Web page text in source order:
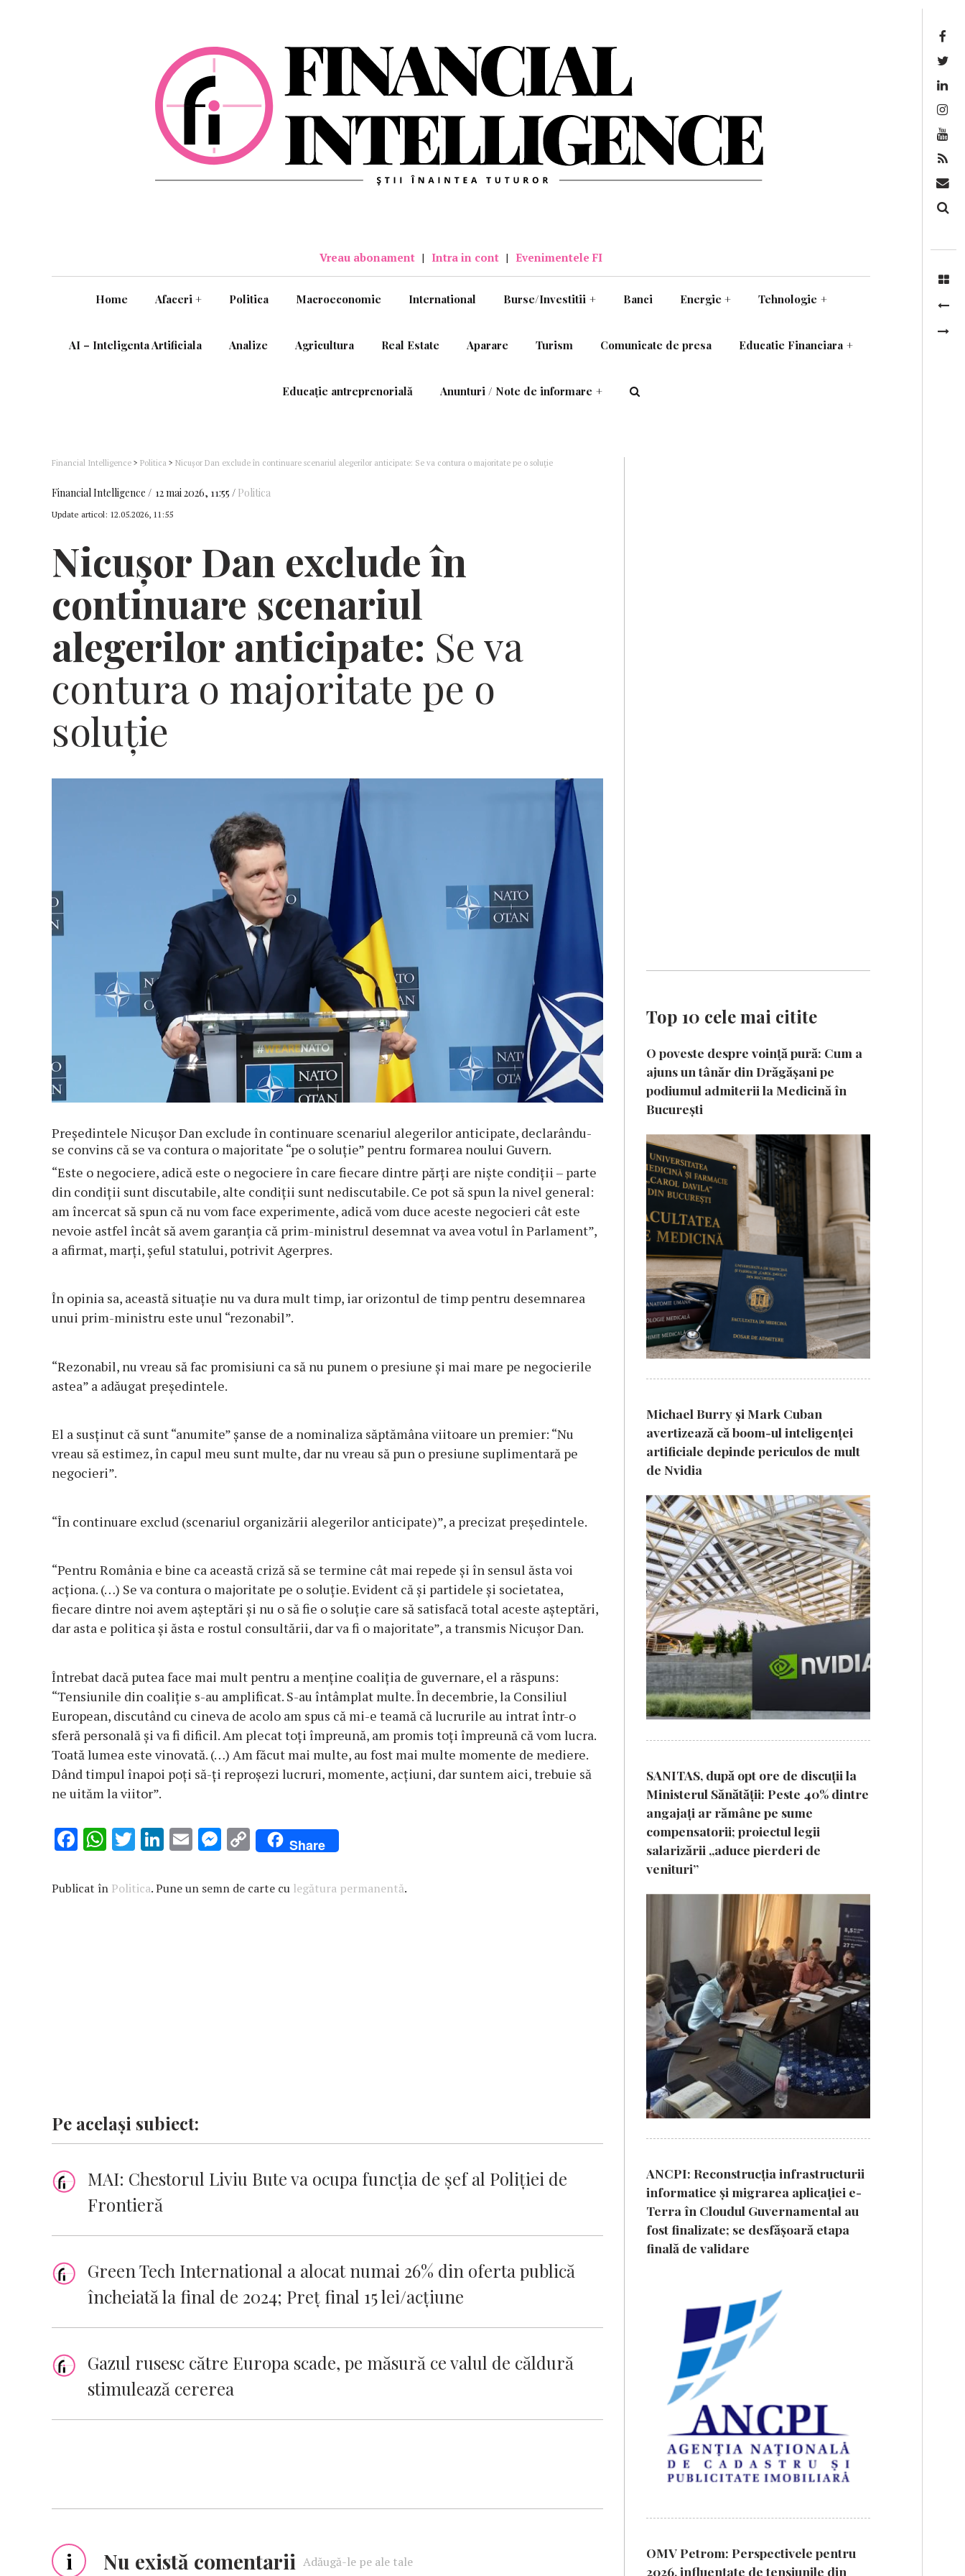
Vreau abonament | Intra in cont | Evenimentele FI
Home Afaceri + Politica Macroeconomie International Burse/Investitii + Banci Energie + Tehnologie +
AI – Inteligenta Artificiala Analize Agricultura Real Estate Aparare Turism Comunicate de presa Educatie Financiara +
Educație antreprenorială Anunturi / Note de informare +
Financial Intelligence > Politica > Nicuşor Dan exclude în continuare scenariul alegerilor anticipate: Se va contura o majoritate pe o soluţie
Financial Intelligence 12 mai 2026, 11:55 Politica
Update articol: 12.05.2026, 11:55
Nicuşor Dan exclude în
continuare scenariul
alegerilor anticipate: Se va
contura o majoritate pe o
soluţie
Preşedintele Nicuşor Dan exclude în continuare scenariul alegerilor anticipate, declarându-
se convins că se va contura o majoritate “pe o soluţie” pentru formarea noului Guvern.
“Este o negociere, adică este o negociere în care fiecare dintre părţi are nişte condiţii – parte
din condiţii sunt discutabile, alte condiţii sunt nediscutabile. Ce pot să spun la nivel general:
am încercat să spun că nu vom face experimente, adică vom duce aceste negocieri cât este
nevoie astfel încât să avem garanţia că prim-ministrul desemnat va avea votul în Parlament”,
a afirmat, marţi, şeful statului, potrivit Agerpres.
În opinia sa, această situaţie nu va dura mult timp, iar orizontul de timp pentru desemnarea
unui prim-ministru este unul “rezonabil”.
“Rezonabil, nu vreau să fac promisiuni ca să nu punem o presiune şi mai mare pe negocierile
astea” a adăugat preşedintele.
El a susţinut că sunt “anumite” şanse de a nominaliza săptămâna viitoare un premier: “Nu
vreau să estimez, în capul meu sunt multe, dar nu vreau să pun o presiune suplimentară pe
negocieri”.
“În continuare exclud (scenariul organizării alegerilor anticipate)”, a precizat preşedintele.
“Pentru România e bine ca această criză să se termine cât mai repede şi în sensul ăsta voi
acţiona. (…) Se va contura o majoritate pe o soluţie. Evident că şi partidele şi societatea,
fiecare dintre noi avem aşteptări şi nu o să fie o soluţie care să satisfacă total aceste aşteptări,
dar asta e politica şi ăsta e rostul consultării, dar va fi o majoritate”, a transmis Nicuşor Dan.
Întrebat dacă putea face mai mult pentru a menţine coaliţia de guvernare, el a răspuns:
“Tensiunile din coaliţie s-au amplificat. S-au întâmplat multe. În decembrie, la Consiliul
European, discutând cu cineva de acolo am spus că mi-e teamă că lucrurile au intrat într-o
sferă personală şi va fi dificil. Am plecat toţi împreună, am promis toţi împreună că vom lucra.
Toată lumea este vinovată. (…) Am făcut mai multe, au fost mai multe momente de mediere.
Dând timpul înapoi poţi să-ţi reproşezi lucruri, momente, acţiuni, dar suntem aici, trebuie să
ne uităm la viitor”.
F
e
W
at
T
it
Li
k
E
ai
M
se
C
o
p
Share
Publicat în Politica. Pune un semn de carte cu legătura permanentă.
Pe același subiect:
MAI: Chestorul Liviu Bute va ocupa funcţia de şef al Poliţiei de
Frontieră
Green Tech International a alocat numai 26% din oferta publică
încheiată la final de 2024; Preț final 15 lei/acțiune
Gazul rusesc către Europa scade, pe măsură ce valul de căldură
stimulează cererea
i Nu există comentarii Adăugă-le pe ale tale
Top 10 cele mai citite
O poveste despre voință pură: Cum a
ajuns un tânăr din Drăgășani pe
podiumul admiterii la Medicină în
București
Michael Burry și Mark Cuban
avertizează că boom-ul inteligenței
artificiale depinde periculos de mult
de Nvidia
SANITAS, după opt ore de discuții la
Ministerul Sănătății: Peste 40% dintre
angajați ar rămâne pe sume
compensatorii; proiectul legii
salarizării „aduce pierderi de
venituri”
ANCPI: Reconstrucția infrastructurii
informatice și migrarea aplicației e-
Terra în Cloudul Guvernamental au
fost finalizate; se desfășoară etapa
finală de validare
OMV Petrom: Perspectivele pentru
2026, influențate de tensiunile din